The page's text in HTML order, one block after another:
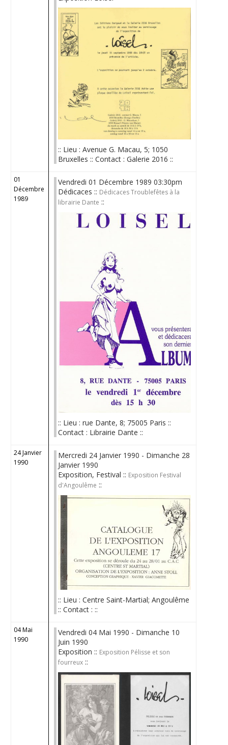
:: Lieu : Avenue G. Macau, 5; 1050
Bruxelles :: Contact : Galerie 2016 ::
01
Décembre
1989
Vendredi 01 Décembre 1989 03:30pm
Dédicaces :: Dédicaces Troublefêtes à la
librairie Dante ::
:: Lieu : rue Dante, 8; 75005 Paris ::
Contact : Librairie Dante ::
24 Janvier
1990
Mercredi 24 Janvier 1990 - Dimanche 28
Janvier 1990
Exposition, Festival :: Exposition Festival
d'Angoulême ::
:: Lieu : Centre Saint-Martial; Angoulême
:: Contact : ::
04 Mai
1990
Vendredi 04 Mai 1990 - Dimanche 10
Juin 1990
Exposition :: Exposition Pélisse et son
fourreux ::